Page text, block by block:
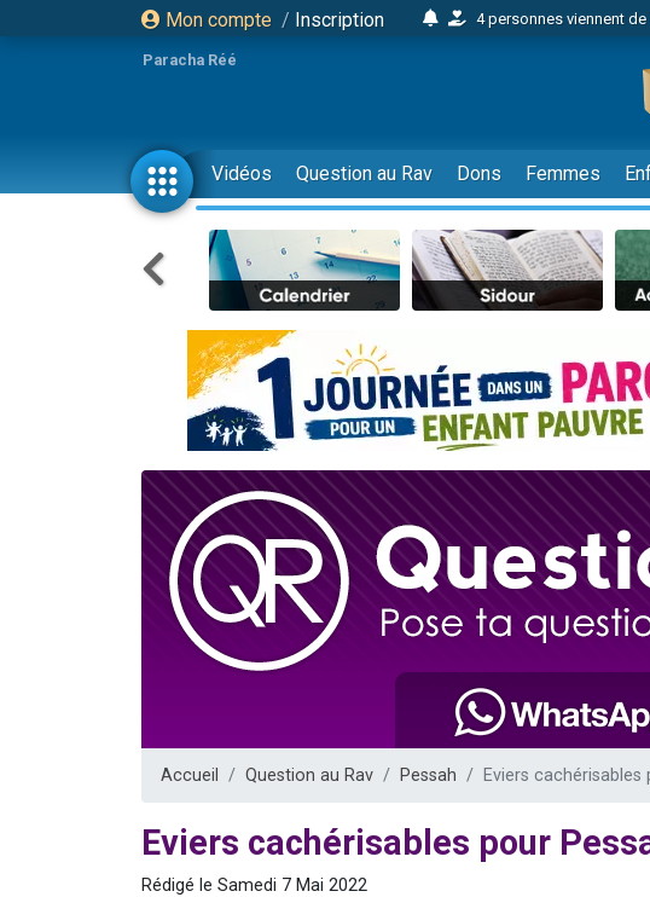
Mon compte / Inscription
4 personnes viennent
17 personnes viennent de
4 personnes viennent de
Il reste 49 places pour
23 personnes viennent
Eva vient de donner son
4 personnes viennent de
3 personnes viennent de
3 personnes viennent
Odaya vient de donner son
2 personnes viennent de
13 personnes viennent de
12 nouvelles musiques
30 personnes viennent
Il reste 49 places pour
2 personnes viennent de
2 nouvelles musiques
6 personnes viennent de
Paracha Réé
Vidéos Question au Rav Dons Femmes
Accueil Question au Rav Pessah Eviers cachérisables
Eviers cachérisables pour
Rédigé le Samedi 7 Mai 2022